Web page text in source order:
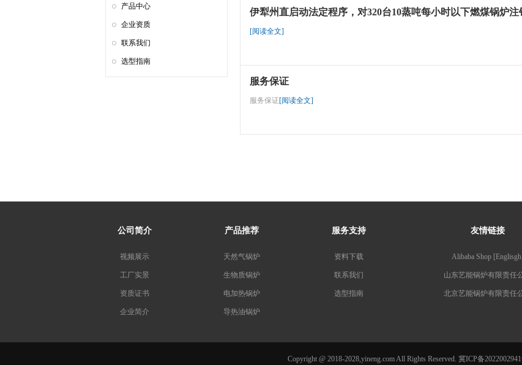
产品中心
企业资质
联系我们
选型指南
伊犁州直启动法定程序，对320台10蒸吨每小时以下燃煤锅炉
[阅读全文]
服务保证
服务保证[阅读全文]
公司简介
视频展示
工厂实景
资质证书
企业简介
产品推荐
天然气锅炉
生物质锅炉
电加热锅炉
导热油锅炉
服务支持
资料下载
联系我们
选型指南
友情链接
Alibaba Shop [Englisgh]
山东艺能锅炉有限责任
北京艺能锅炉有限责任
Copyright @ 2018-2028,yineng.com All Rights Reserved. 冀ICP备